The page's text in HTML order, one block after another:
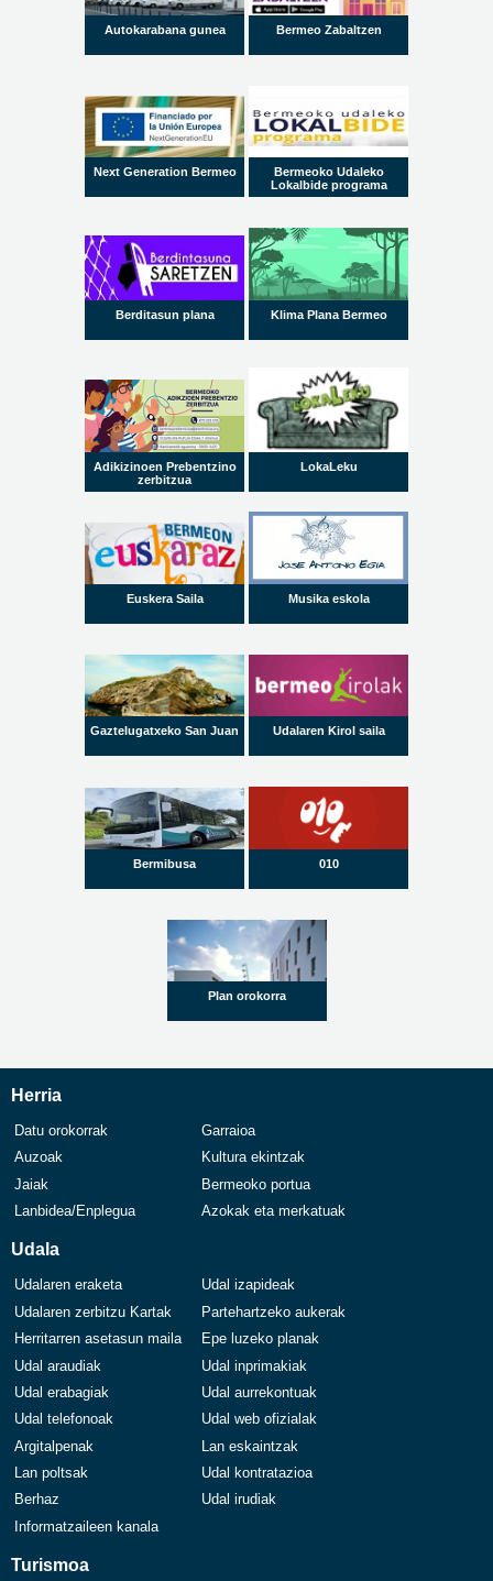
Autokarabana gunea Bermeo Zabaltzen
Next Generation Bermeo
Bermeoko Udaleko
Lokalbide programa
Berditasun plana Klima Plana Bermeo
Adikizinoen Prebentzino
zerbitzua
LokaLeku
Euskera Saila Musika eskola
Gaztelugatxeko San Juan Udalaren Kirol saila
Bermibusa 010
Plan orokorra
Herria
Datu orokorrak
Garraioa
Auzoak
Kultura ekintzak
Jaiak
Bermeoko portua
Lanbidea/Enplegua
Azokak eta merkatuak
Udala
Udalaren eraketa
Udal izapideak
Udalaren zerbitzu Kartak
Partehartzeko aukerak
Herritarren asetasun maila
Epe luzeko planak
Udal araudiak
Udal inprimakiak
Udal erabagiak
Udal aurrekontuak
Udal telefonoak
Udal web ofizialak
Argitalpenak
Lan eskaintzak
Lan poltsak
Udal kontratazioa
Berhaz
Udal irudiak
Informatzaileen kanala
Turismoa